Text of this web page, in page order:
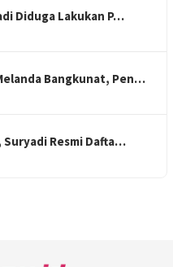
Diduga Lakukan P…
Bangkunat, Pen…
Resmi Dafta…